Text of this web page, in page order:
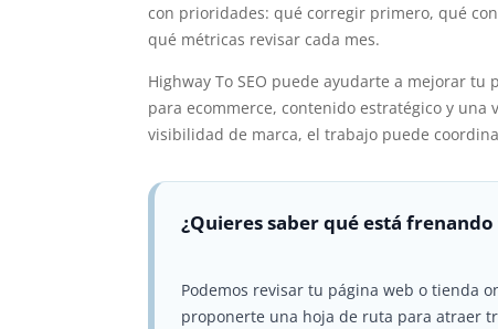
con prioridades: qué corregir primero, qué
qué métricas revisar cada mes.
Highway To SEO puede ayudarte a mejorar tu
para ecommerce, contenido estratégico y
visibilidad de marca, el trabajo puede
¿Quieres saber qué está
Podemos revisar tu página web o tienda
proponerte una hoja de ruta para atraer